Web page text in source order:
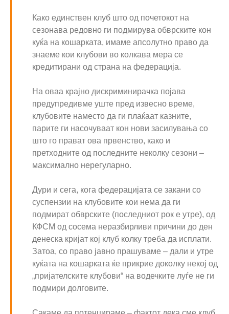
Како единствен клуб што од почетокот на
сезонава редовно ги подмирува обврските кон
куќа на кошарката, имаме апсолутно право да
знаеме кои клубови во колкава мера се
кредитирани од страна на федерација.
На оваа крајно дискриминирачка појава
предупредивме уште пред извесно време,
клубовите наместо да ги плаќаат казните,
парите ги насочуваат кон нови засилувања со
што го прават ова првенство, како и
претходните од последните неколку сезони –
максимално нерегуларно.
Дури и сега, кога федерацијата се закани со
суспензии на клубовите кои нема да ги
подмират обврските (последниот рок е утре), од
КФСМ од сосема неразбирливи причини до ден
денеска кријат кој клуб колку треба да исплати.
Затоа, со право јавно прашуваме – дали и утре
куќата на кошарката ќе прикрие доколку некој од
„пријателските клубови“ на водечките луѓе не ги
подмири долговите.